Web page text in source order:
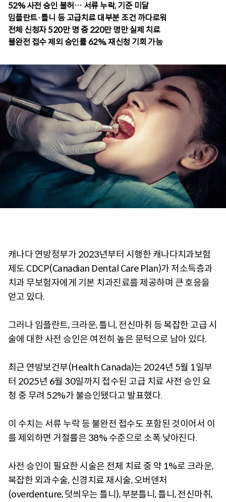
52% 사전 승인 불허… 서류 누락, 기준 미달
임플란트·틀니 등 고급치료 대부분 조건 까다로워
전체 신청자 520만 명 중 220만 명만 실제 치료
불완전 접수 제외 승인률 62%, 재신청 기회 가능
캐나다 연방정부가 2023년부터 시행한 캐나다치과보험
제도 CDCP(Canadian Dental Care Plan)가 저소득층과
치과 무보험자에게 기본 치과진료를 제공하며 큰 호응을
얻고 있다.
그러나 임플란트, 크라운, 틀니, 전신마취 등 복잡한 고급 시
술에 대한 사전 승인은 여전히 높은 문턱으로 남아 있다.
최근 연방보건부(Health Canada)는 2024년 5월 1일부
터 2025년 6월 30일까지 접수된 고급 치료 사전 승인 요
청 중 무려 52%가 불승인됐다고 발표했다.
이 수치는 서류 누락 등 불완전 접수도 포함된 것이어서 이
를 제외하면 거절률은 38% 수준으로 소폭 낮아진다.
사전 승인이 필요한 시술은 전체 치료 중 약 1%로 크라운,
복잡한 외과수술, 신경치료 재시술, 오버덴처
(overdenture, 덧씌우는 틀니), 부분틀니, 틀니, 전신마취,